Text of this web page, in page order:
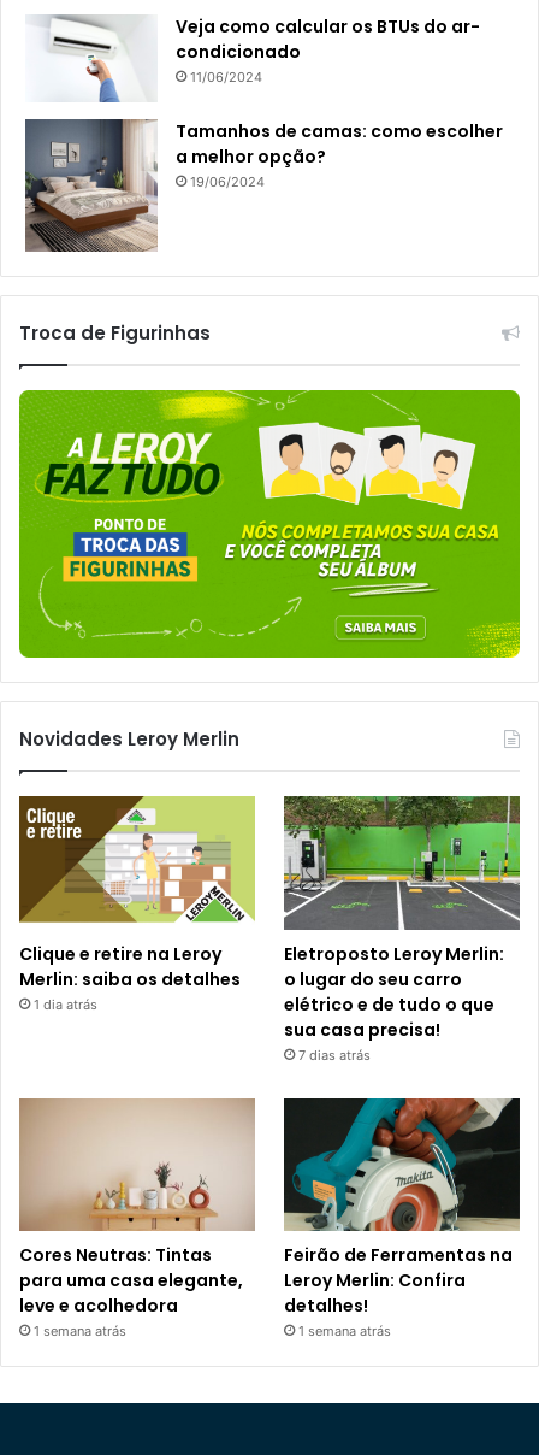
Veja como calcular os BTUs do ar-
condicionado
11/06/2024
Tamanhos de camas: como escolher
a melhor opção?
19/06/2024
Troca de Figurinhas
Novidades Leroy Merlin
Clique e retire na Leroy
Merlin: saiba os detalhes
1 dia atrás
Eletroposto Leroy Merlin:
o lugar do seu carro
elétrico e de tudo o que
sua casa precisa!
7 dias atrás
Cores Neutras: Tintas
para uma casa elegante,
leve e acolhedora
1 semana atrás
Feirão de Ferramentas na
Leroy Merlin: Confira
detalhes!
1 semana atrás